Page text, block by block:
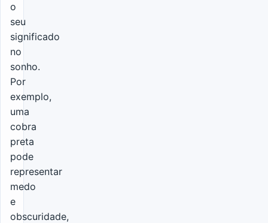
o
seu
significado
no
sonho.
Por
exemplo,
uma
cobra
preta
pode
representar
medo
e
obscuridade,